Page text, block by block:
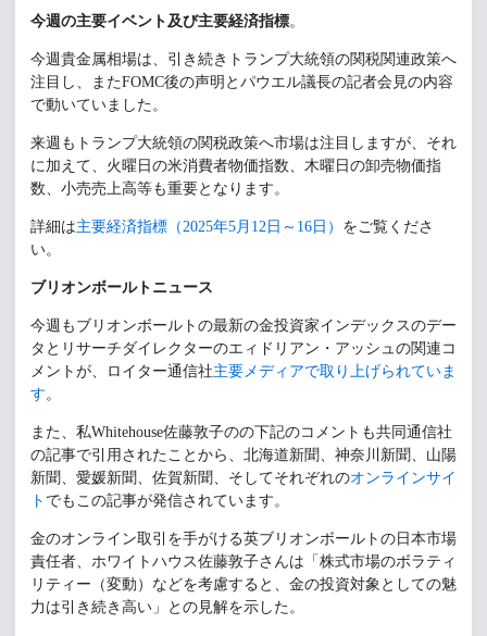
今週の主要イベント及び主要経済指標。
今週貴金属相場は、引き続きトランプ大統領の関税関連政策へ
注目し、またFOMC後の声明とパウエル議長の記者会見の内容
で動いていました。
来週もトランプ大統領の関税政策へ市場は注目しますが、それ
に加えて、火曜日の米消費者物価指数、木曜日の卸売物価指
数、小売売上高等も重要となります。
詳細は主要経済指標（2025年5月12日～16日） をご覧くださ
い。
ブリオンボールトニュース
今週もブリオンボールトの最新の金投資家インデックスのデー
タとリサーチダイレクターのエィドリアン・アッシュの関連コ
メントが、ロイター通信社主要メディアで取り上げられていま
す 。
また、私Whitehouse佐藤敦子のの下記のコメントも共同通信社
の記事で引用されたことから、北海道新聞、神奈川新聞、山陽
新聞、愛媛新聞、佐賀新聞、そしてそれぞれのオンラインサイ
ト でもこの記事が発信されています。
金のオンライン取引を手がける英ブリオンボールトの日本市場
責任者、ホワイトハウス佐藤敦子さんは「株式市場のボラティ
リティー（変動）などを考慮すると、金の投資対象としての魅
力は引き続き高い」との見解を示した。